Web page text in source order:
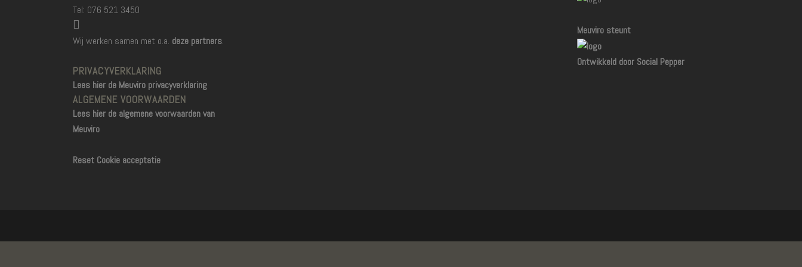
Tel: 076 521 3450
Wij werken samen met o.a. deze partners.
PRIVACYVERKLARING
Lees hier de Meuviro privacyverklaring
ALGEMENE VOORWAARDEN
Lees hier de algemene voorwaarden van
Meuviro
Reset Cookie acceptatie
Meuviro steunt
Ontwikkeld door Social Pepper